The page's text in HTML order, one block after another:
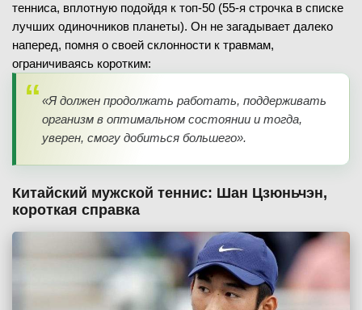
тенниса, вплотную подойдя к топ-50 (55-я строчка в списке
лучших одиночников планеты). Он не загадывает далеко
наперед, помня о своей склонности к травмам,
ограничиваясь коротким:
«Я должен продолжать работать, поддерживать
организм в оптимальном состоянии и тогда,
уверен, смогу добиться большего».
Китайский мужской теннис: Шан Цзюньчэн,
короткая справка